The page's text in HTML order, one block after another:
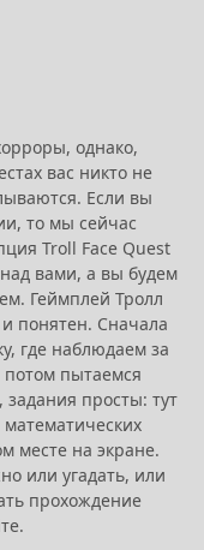
однако,
вас никто не
Если вы
то мы сейчас
Troll Face Quest
вами, а вы будем
Геймплей Тролл
понятен. Сначала
где наблюдаем за
потом пытаемся
просты: тут
месте на экране.
или угадать, или
прохождение